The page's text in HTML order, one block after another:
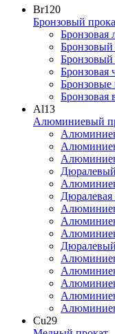
Br120
Бронзовый
Бронзовая
Бронзовый
Бронзовая
Бронзовая
Al13
Алюминиевый
Дюралевая
Cu29